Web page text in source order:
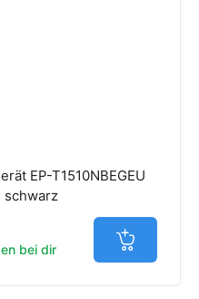
EP-T1510NBEGEU
schwarz
bei dir Jetzt in